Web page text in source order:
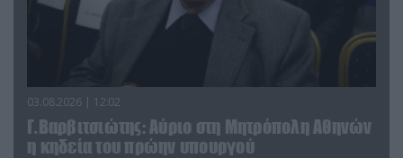
03.08.2026 | 12:02
Γ.Βαρβιτσιώτης: Aύριο στη Μητρόπολη Αθηνών
η κηδεία του πρώην υπουργού